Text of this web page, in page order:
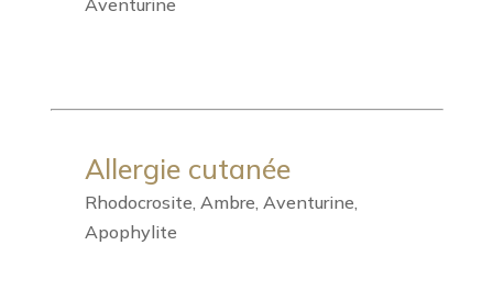
Aventurine
Allergie cutanée
Rhodocrosite, Ambre, Aventurine,
Apophylite